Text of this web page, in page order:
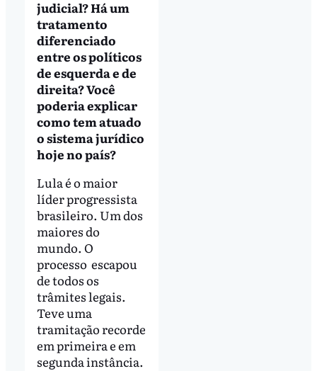
judicial? Há um
tratamento
diferenciado
entre os políticos
de esquerda e de
direita? Você
poderia explicar
como tem atuado
o sistema jurídico
hoje no país?
Lula é o maior
líder progressista
brasileiro. Um dos
maiores do
mundo. O
processo escapou
de todos os
trâmites legais.
Teve uma
tramitação recorde
em primeira e em
segunda instância.